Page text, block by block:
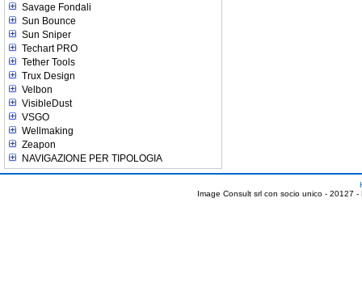
Savage Fondali
Sun Bounce
Sun Sniper
Techart PRO
Tether Tools
Trux Design
Velbon
VisibleDust
VSGO
Wellmaking
Zeapon
NAVIGAZIONE PER TIPOLOGIA
Image Consult srl con socio unico - 20127